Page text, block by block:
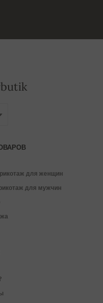
для женщин
для мужчин